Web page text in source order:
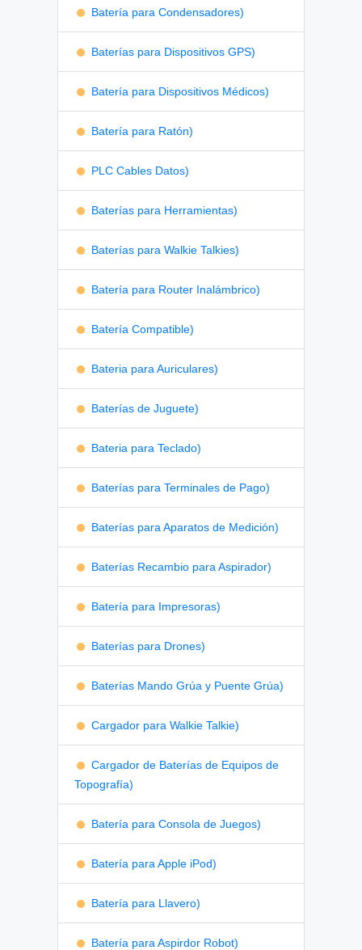
Batería para Condensadores)
Baterías para Dispositivos GPS)
Batería para Dispositivos Médicos)
Batería para Ratón)
PLC Cables Datos)
Baterías para Herramientas)
Baterías para Walkie Talkies)
Batería para Router Inalámbrico)
Batería Compatible)
Bateria para Auriculares)
Baterías de Juguete)
Bateria para Teclado)
Baterías para Terminales de Pago)
Baterías para Aparatos de Medición)
Baterías Recambio para Aspirador)
Batería para Impresoras)
Baterías para Drones)
Baterías Mando Grúa y Puente Grúa)
Cargador para Walkie Talkie)
Cargador de Baterías de Equipos de
Topografía)
Batería para Consola de Juegos)
Batería para Apple iPod)
Batería para Llavero)
Batería para Aspirdor Robot)